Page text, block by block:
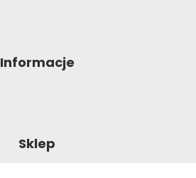
Informacje
Sklep